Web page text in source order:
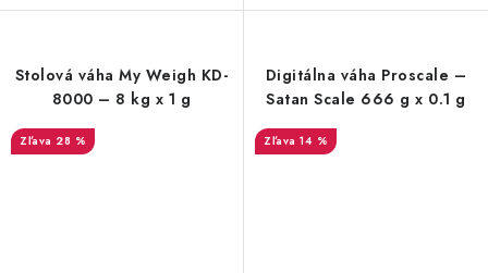
Stolová váha My Weigh KD-
8000 – 8 kg x 1 g
28 %
Digitálna váha Proscale –
Satan Scale 666 g x 0.1 g
14 %